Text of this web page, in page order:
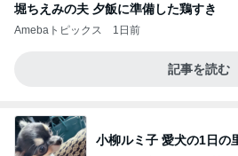
堀ちえみの夫 夕飯に準備した鶏すき
Amebaトピックス 1日前
記事を読む
小柳ルミ子 愛犬の1日の